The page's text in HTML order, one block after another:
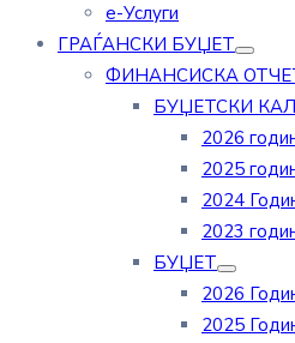
е-Услуги
ГРАЃАНСКИ БУЏЕТ
ФИНАНСИСКА
БУЏЕТСКИ
2026
2025
2024
2023
БУЏЕТ
2026
2025